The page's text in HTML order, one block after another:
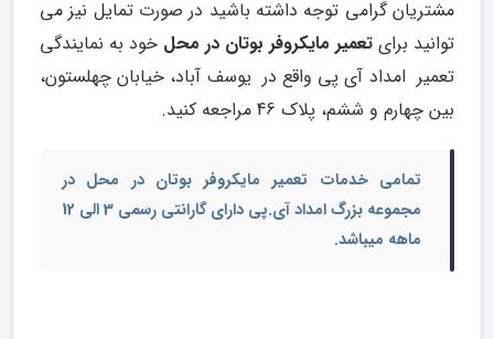
مشتریان گرامی توجه داشته باشید در صورت تمایل نیز می
توانید برای تعمیر مایکروفر بوتان در محل خود به نمایندگی
تعمیر امداد آی پی واقع در یوسف آباد، خیابان چهلستون،
بین چهارم و ششم، پلاک 46 مراجعه کنید.
تمامی خدمات تعمیر مایکروفر بوتان در محل در
مجموعه بزرگ امداد آی.پی دارای گارانتی رسمی 3 الی 12
ماهه میباشد.